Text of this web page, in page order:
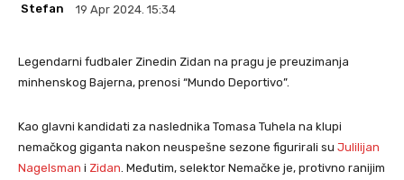
Stefan 19 Apr 2024. 15:34
Legendarni fudbaler Zinedin Zidan na pragu je preuzimanja
minhenskog Bajerna, prenosi “Mundo Deportivo”.
Kao glavni kandidati za naslednika Tomasa Tuhela na klupi
nemačkog giganta nakon neuspešne sezone figurirali su Julilijan
Nagelsman i Zidan . Međutim, selektor Nemačke je, protivno ranijim